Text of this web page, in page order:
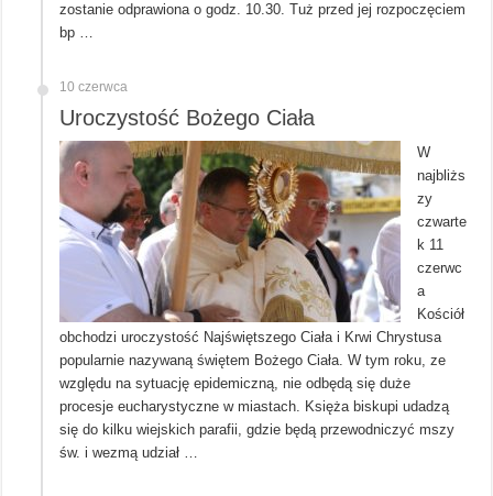
zostanie odprawiona o godz. 10.30. Tuż przed jej rozpoczęciem
bp …
10 czerwca
Uroczystość Bożego Ciała
W
najbliżs
zy
czwarte
k 11
czerwc
a
Kościół
obchodzi uroczystość Najświętszego Ciała i Krwi Chrystusa
popularnie nazywaną świętem Bożego Ciała. W tym roku, ze
względu na sytuację epidemiczną, nie odbędą się duże
procesje eucharystyczne w miastach. Księża biskupi udadzą
się do kilku wiejskich parafii, gdzie będą przewodniczyć mszy
św. i wezmą udział …